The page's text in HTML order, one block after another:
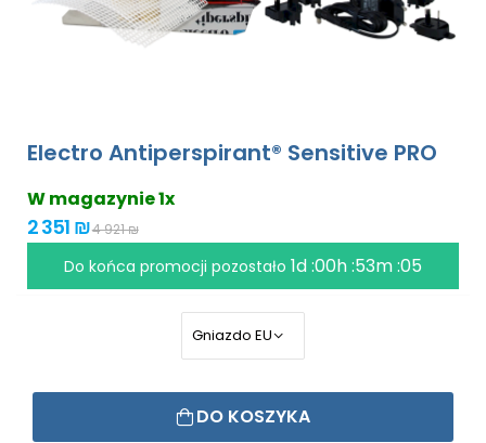
Electro Antiperspirant® Sensitive PRO
W magazynie 1x
2 351 ₪4 921 ₪
Do końca promocji pozostało 1d :00h :53m :04
DO KOSZYKA